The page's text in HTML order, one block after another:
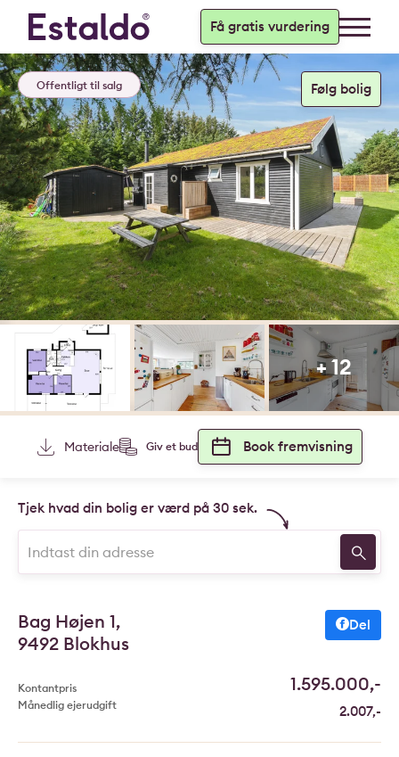
Få gratis vurdering
Offentligt til salg
+ 12
Materiale Giv et bud Book fremvisning
Tjek hvad din bolig er værd på 30 sek.
Bag Højen 1,
9492 Blokhus
Del
Kontantpris 1.595.000,-
Månedlig ejerudgift 2.007,-